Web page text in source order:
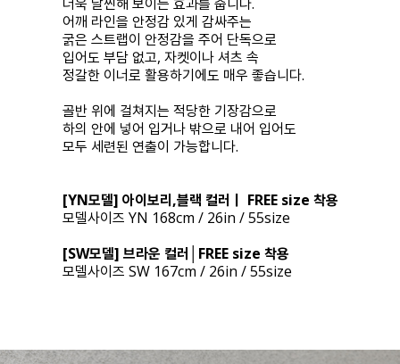
어깨 라인을 안정감 있게 감싸주는
굵은 스트랩이 안정감을 주어 단독으로
입어도 부담 없고, 자켓이나 셔츠 속
정갈한 이너로 활용하기에도 매우 좋습니다.
골반 위에 걸쳐지는 적당한 기장감으로
하의 안에 넣어 입거나 밖으로 내어 입어도
모두 세련된 연출이 가능합니다.
[YN모델] 아이보리,블랙 컬러｜ FREE size 착용
모델사이즈 YN 168cm / 26in / 55size
[SW모델] 브라운 컬러│FREE size 착용
모델사이즈 SW 167cm / 26in / 55size